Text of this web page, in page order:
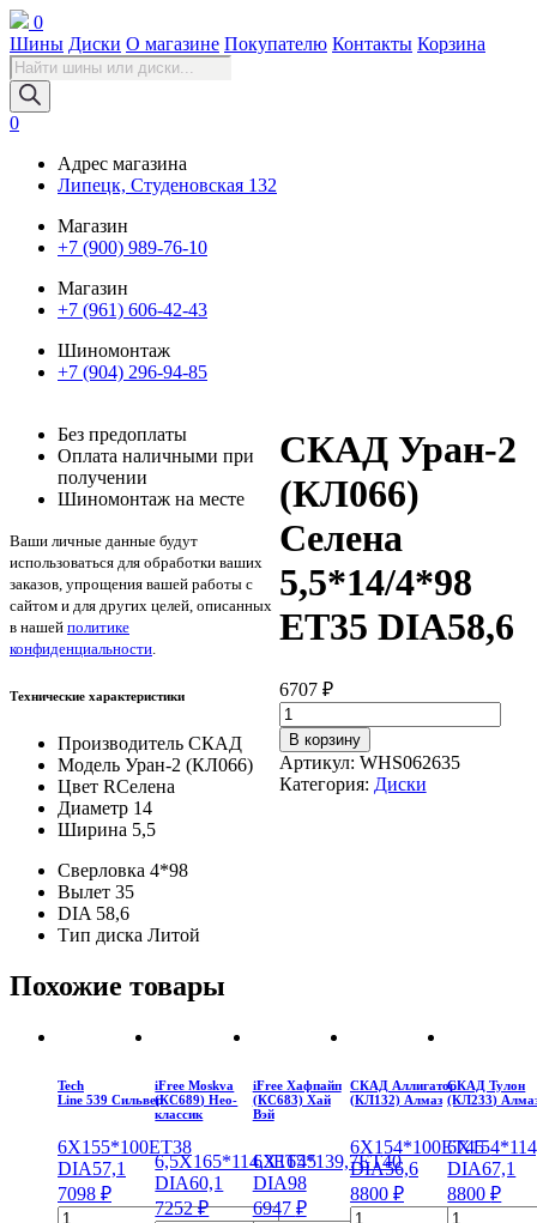
0
Шины Диски О магазине Покупателю Контакты Корзина
Поиск
товаров
0
Адрес магазина
Липецк, Студеновская 132
Магазин
+7 (900) 989-76-10
Магазин
+7 (961) 606-42-43
Шиномонтаж
+7 (904) 296-94-85
СКАД Уран-2
(КЛ066)
Селена
5,5*14/4*98
ET35 DIA58,6
6707 ₽
Количество
товара
СКАД
Уран-2
(КЛ066)
В корзину
Артикул: WHS062635
Категория: Диски
Без предоплаты
Оплата наличными при
получении
Шиномонтаж на месте
Ваши личные данные будут
использоваться для обработки ваших
заказов, упрощения вашей работы с
сайтом и для других целей, описанных
в нашей политике
конфиденциальности.
Технические характеристики
Производитель СКАД
Модель Уран-2 (КЛ066)
Цвет RСелена
Диаметр 14
Ширина 5,5
Сверловка 4*98
Вылет 35
DIA 58,6
Тип диска Литой
Похожие товары
Tech
Line 539 Сильвер
6X155*100ET38
DIA57,1
7098 ₽
Количество
iFree Moskva
(КС689) Нео-
классик
6,5X165*114,3ET45
DIA60,1
7252₽
iFree Хафпайп
(КС683) Хай
Вэй
6X165*139,7ET40
DIA98
6947 ₽
СКАД Аллигатор
(КЛ132) Алмаз
6X154*100ET45
DIA56,6
8800 ₽
Количество
СКАД Тулон
(КЛ233)
6X15
DIA67,1
8800₽